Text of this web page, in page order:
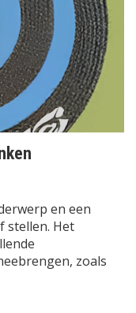
en een
stellen. Het
zoals